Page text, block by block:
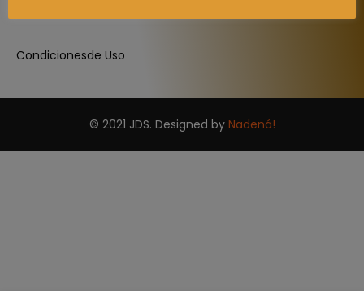
Condicionesde Uso
© 2021 JDS. Designed by Nadená!